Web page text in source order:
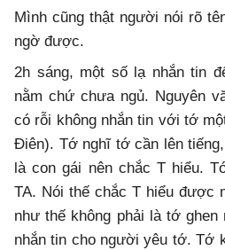
Mình cũng thật người nói rõ
ngờ được.
2h sáng, một số lạ nhắn tin
nằm chứ chưa ngủ. Nguyên
có rỗi không nhắn tin với tớ
Điên). Tớ nghĩ tớ cần lên
là con gái nên chắc T hiểu.
TA. Nói thế chắc T hiểu được
như thế không phải là tớ
nhắn tin cho người yêu tớ. Tớ